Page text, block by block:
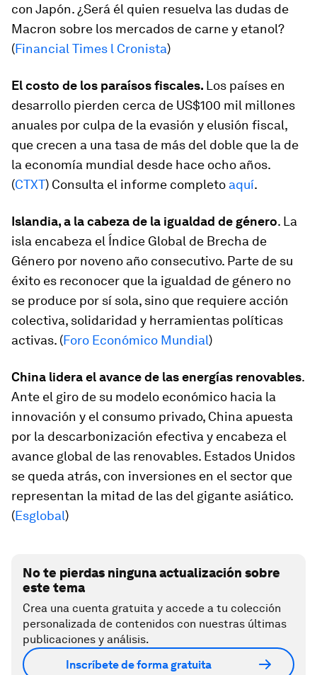
con Japón. ¿Será él quien resuelva las dudas de
Macron sobre los mercados de carne y etanol?
(Financial Times l Cronista)
El costo de los paraísos fiscales. Los países en
desarrollo pierden cerca de US$100 mil millones
anuales por culpa de la evasión y elusión fiscal,
que crecen a una tasa de más del doble que la de
la economía mundial desde hace ocho años.
(CTXT) Consulta el informe completo aquí.
Islandia, a la cabeza de la igualdad de género. La
isla encabeza el Índice Global de Brecha de
Género por noveno año consecutivo. Parte de su
éxito es reconocer que la igualdad de género no
se produce por sí sola, sino que requiere acción
colectiva, solidaridad y herramientas políticas
activas. (Foro Económico Mundial)
China lidera el avance de las energías renovables.
Ante el giro de su modelo económico hacia la
innovación y el consumo privado, China apuesta
por la descarbonización efectiva y encabeza el
avance global de las renovables. Estados Unidos
se queda atrás, con inversiones en el sector que
representan la mitad de las del gigante asiático.
(Esglobal)
No te pierdas ninguna actualización sobre
este tema
Crea una cuenta gratuita y accede a tu colección
personalizada de contenidos con nuestras últimas
publicaciones y análisis.
Inscríbete de forma gratuita